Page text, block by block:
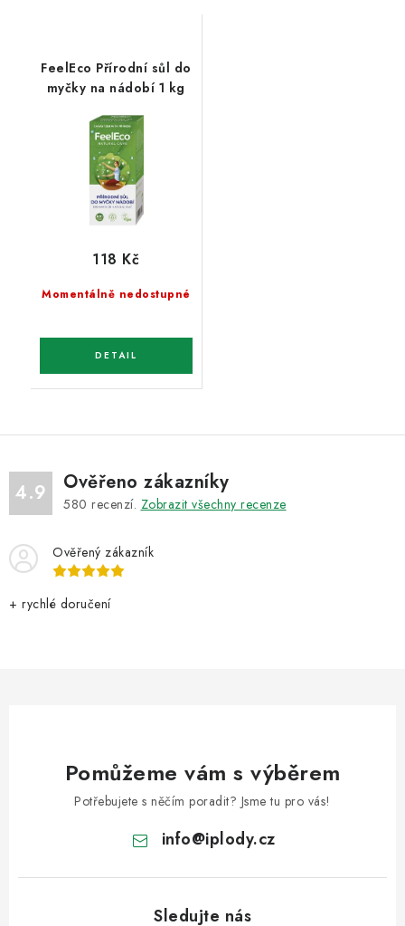
FeelEco Přírodní sůl do
myčky na nádobí 1 kg
Momentálně nedostupné
118 Kč
4.9 Ověřeno zákazníky
580 recenzí. Zobrazit všechny recenze
Ověřený zákazník
+ rychlé doručení
Pomůžeme vám s výběrem
Potřebujete s něčím poradit? Jsme tu pro vás!
info@iplody.cz